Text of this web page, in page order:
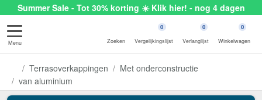
Summer Sale - Tot 30% korting ☀️ Klik hier! - nog 4 dagen
Menu Zoeken
0
Vergelijkingslijst
0
Verlanglijst
0
Winkelwagen
Terrasoverkappingen
Met onderconstructie
van aluminium